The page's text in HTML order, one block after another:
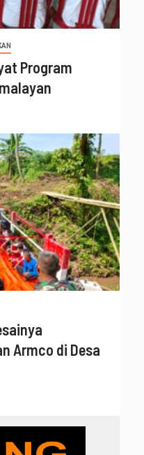
Program
Armco di Desa